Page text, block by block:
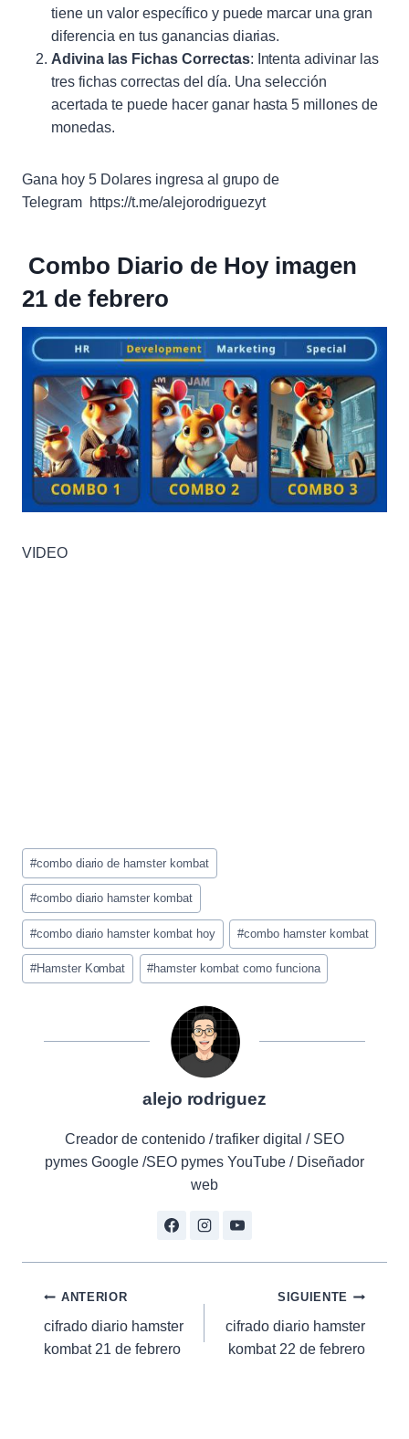
tiene un valor específico y puede marcar una gran
diferencia en tus ganancias diarias.
Adivina las Fichas Correctas: Intenta adivinar las
tres fichas correctas del día. Una selección
acertada te puede hacer ganar hasta 5 millones de
monedas.
Gana hoy 5 Dolares ingresa al grupo de
Telegram https://t.me/alejorodriguezyt
Combo Diario de Hoy imagen
21 de febrero
VIDEO
Etiquetas
de
la
entrada:
#combo diario de hamster kombat
#combo diario hamster kombat
#combo diario hamster kombat hoy #combo hamster kombat
#Hamster Kombat #hamster kombat como funciona
alejo rodriguez
Creador de contenido / trafiker digital / SEO
pymes Google /SEO pymes YouTube / Diseñador
web
Navegación
de
ANTERIOR
cifrado diario hamster
kombat 21 de febrero
SIGUIENTE
cifrado diario hamster
kombat 22 de febrero